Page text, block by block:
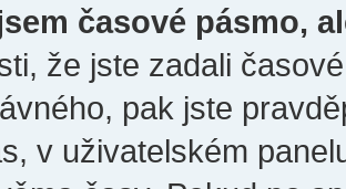
časové pásmo,
že jste zadali
pak jste
v uživatelském